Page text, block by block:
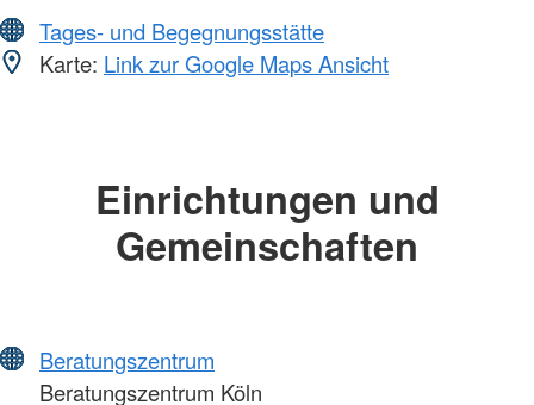
Tages- und Begegnungsstätte
Karte: Link zur Google Maps Ansicht
Einrichtungen und
Gemeinschaften
Beratungszentrum
Beratungszentrum Köln